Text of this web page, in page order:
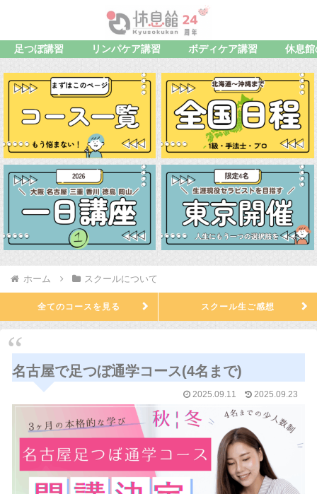
足つぼ講習 リンパケア講習 ボディケア講習 休息
ホーム スクールについて
全てのコースを見る スクール生ご感想
名古屋で足つぼ通学コース(4名まで)
2025.09.11 2025.09.23